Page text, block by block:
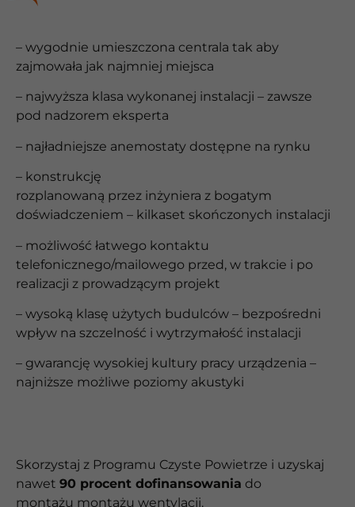
– wygodnie umieszczona centrala tak aby
zajmowała jak najmniej miejsca
– najwyższa klasa wykonanej instalacji – zawsze
pod nadzorem eksperta
– najładniejsze anemostaty dostępne na rynku
– konstrukcję
rozplanowaną przez inżyniera z bogatym
doświadczeniem – kilkaset skończonych instalacji
– możliwość łatwego kontaktu
telefonicznego/mailowego przed, w trakcie i po
realizacji z prowadzącym projekt
– wysoką klasę użytych budulców – bezpośredni
wpływ na szczelność i wytrzymałość instalacji
– gwarancję wysokiej kultury pracy urządzenia –
najniższe możliwe poziomy akustyki
Skorzystaj z Programu Czyste Powietrze i uzyskaj
nawet 90 procent dofinansowania do
montażu montażu wentylacji.